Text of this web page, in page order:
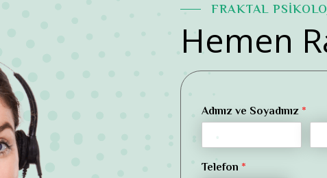
FRAKTAL
Hemen
Adınız ve Soyadınız *
Telefon *